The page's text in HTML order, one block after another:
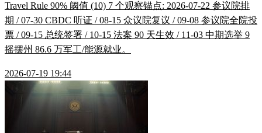
Travel Rule 90% 阈值 (10) 7 个观察锚点: 2026-07-22 参议院排
期 / 07-30 CBDC 听证 / 08-15 众议院复议 / 09-08 参议院全院投
票 / 09-15 总统签署 / 10-15 法案 90 天生效 / 11-03 中期选举 9
摇摆州 86.6 万军工/能源就业。
2026-07-19 19:44